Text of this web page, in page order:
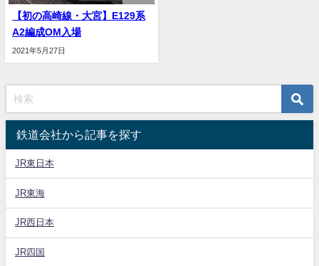
【初の高崎線・大宮】E129系
A2編成OM入場
2021年5月27日
鉄道会社から記事を探す
JR東日本
JR東海
JR西日本
JR四国